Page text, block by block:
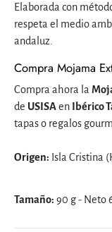
Elaborada con
respeta el medio
andaluz.
Compra Mojama
Compra ahora la
de USISAen Ibérico
tapas o regalos
Origen: Isla Cristina
Tamaño: 90 g - Neto